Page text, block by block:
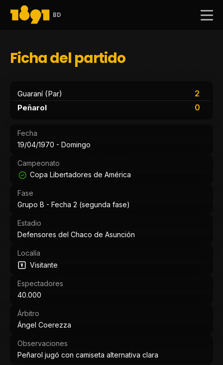
BD
Ficha del partido
Guaraní (Par)
2
0
Peñarol
Fecha
19/04/1970 - Domingo
Campeonato
Copa Libertadores de América
Fase
Grupo B - Fecha 2 (segunda fase)
Estadio
Defensores del Chaco de Asunción
Localía
Visitante
Espectadores
40.000
Árbitro
Ángel Coerezza
Observaciones
Peñarol jugó con camiseta alternativa clara